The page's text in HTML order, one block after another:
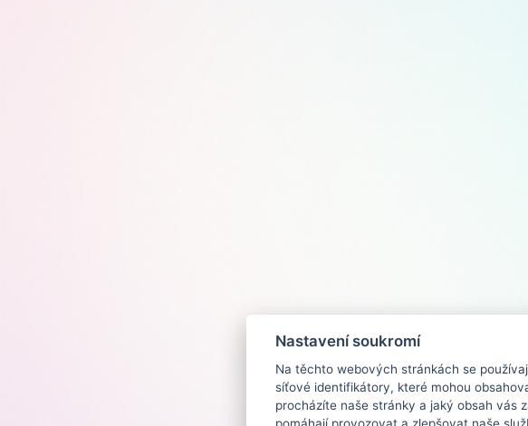
Nastavení soukromí
Na těchto webových stránkách se
síťové identifikátory, které mohou
procházíte naše stránky a jaký obsah vás